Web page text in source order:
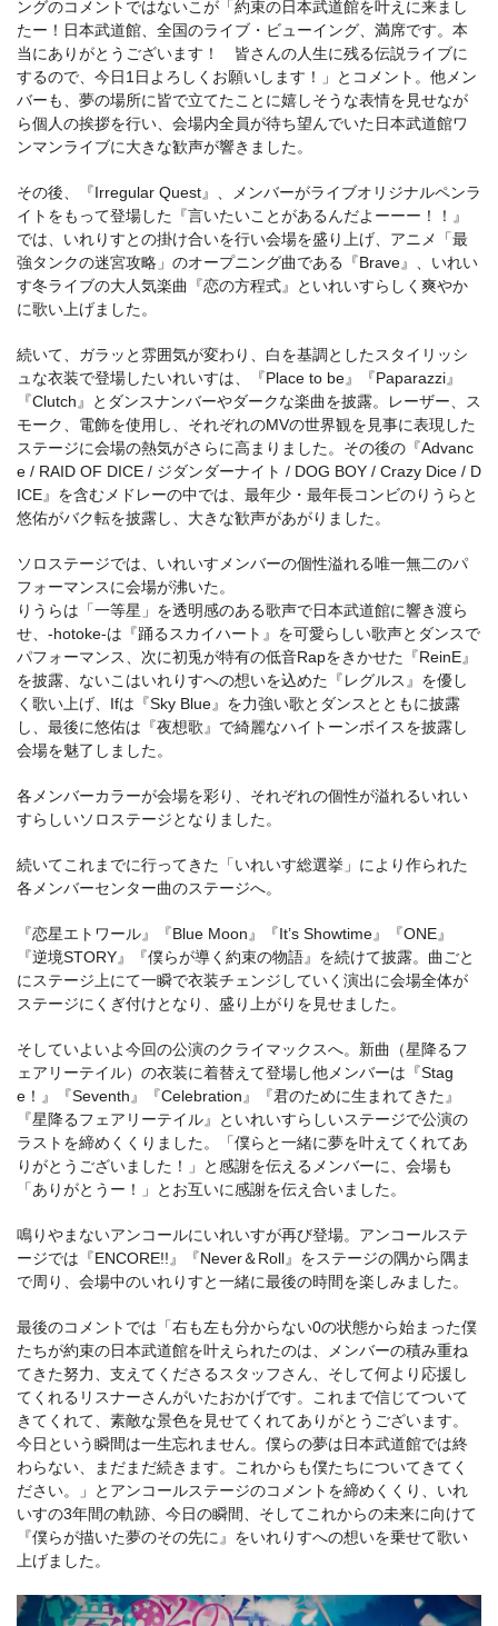
ングのコメントではないこが「約束の日本武道館を叶えに来まし
たー！日本武道館、全国のライブ・ビューイング、満席です。本
当にありがとうございます！ 皆さんの人生に残る伝説ライブに
するので、今日1日よろしくお願いします！」とコメント。他メン
バーも、夢の場所に皆で立てたことに嬉しそうな表情を見せなが
ら個人の挨拶を行い、会場内全員が待ち望んでいた日本武道館ワ
ンマンライブに大きな歓声が響きました。
その後、『Irregular Quest』、メンバーがライブオリジナルペンラ
イトをもって登場した『言いたいことがあるんだよーーー！！』
では、いれりすとの掛け合いを行い会場を盛り上げ、アニメ「最
強タンクの迷宮攻略」のオープニング曲である『Brave』、いれい
す冬ライブの大人気楽曲『恋の方程式』といれいすらしく爽やか
に歌い上げました。
続いて、ガラッと雰囲気が変わり、白を基調としたスタイリッシ
ュな衣装で登場したいれいすは、『Place to be』『Paparazzi』
『Clutch』とダンスナンバーやダークな楽曲を披露。レーザー、ス
モーク、電飾を使用し、それぞれのMVの世界観を見事に表現した
ステージに会場の熱気がさらに高まりました。その後の『Advanc
e / RAID OF DICE / ジダンダーナイト / DOG BOY / Crazy Dice / D
ICE』を含むメドレーの中では、最年少・最年長コンビのりうらと
悠佑がバク転を披露し、大きな歓声があがりました。
ソロステージでは、いれいすメンバーの個性溢れる唯一無二のパ
フォーマンスに会場が沸いた。
りうらは「一等星」を透明感のある歌声で日本武道館に響き渡ら
せ、-hotoke-は『踊るスカイハート』を可愛らしい歌声とダンスで
パフォーマンス、次に初兎が特有の低音Rapをきかせた『ReinE』
を披露、ないこはいれりすへの想いを込めた『レグルス』を優し
く歌い上げ、Ifは『Sky Blue』を力強い歌とダンスとともに披露
し、最後に悠佑は『夜想歌』で綺麗なハイトーンボイスを披露し
会場を魅了しました。
各メンバーカラーが会場を彩り、それぞれの個性が溢れるいれい
すらしいソロステージとなりました。
続いてこれまでに行ってきた「いれいす総選挙」により作られた
各メンバーセンター曲のステージへ。
『恋星エトワール』『Blue Moon』『It’s Showtime』『ONE』
『逆境STORY』『僕らが導く約束の物語』を続けて披露。曲ごと
にステージ上にて一瞬で衣装チェンジしていく演出に会場全体が
ステージにくぎ付けとなり、盛り上がりを見せました。
そしていよいよ今回の公演のクライマックスへ。新曲（星降るフ
ェアリーテイル）の衣装に着替えて登場し他メンバーは『Stag
e！』『Seventh』『Celebration』『君のために生まれてきた』
『星降るフェアリーテイル』といれいすらしいステージで公演の
ラストを締めくくりました。「僕らと一緒に夢を叶えてくれてあ
りがとうございました！」と感謝を伝えるメンバーに、会場も
「ありがとうー！」とお互いに感謝を伝え合いました。
鳴りやまないアンコールにいれいすが再び登場。アンコールステ
ージでは『ENCORE!!』『Never＆Roll』をステージの隅から隅ま
で周り、会場中のいれりすと一緒に最後の時間を楽しみました。
最後のコメントでは「右も左も分からない0の状態から始まった僕
たちが約束の日本武道館を叶えられたのは、メンバーの積み重ね
てきた努力、支えてくださるスタッフさん、そして何より応援し
てくれるリスナーさんがいたおかげです。これまで信じてついて
きてくれて、素敵な景色を見せてくれてありがとうございます。
今日という瞬間は一生忘れません。僕らの夢は日本武道館では終
わらない、まだまだ続きます。これからも僕たちについてきてく
ださい。」とアンコールステージのコメントを締めくくり、いれ
いすの3年間の軌跡、今日の瞬間、そしてこれからの未来に向けて
『僕らが描いた夢のその先に』をいれりすへの想いを乗せて歌い
上げました。